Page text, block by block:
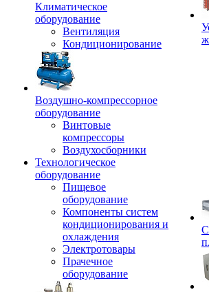
Климатическое
оборудование
Вентиляция
Кондиционирование
Воздушно-компрессорное
оборудование
Винтовые
компрессоры
Воздухосборники
Технологическое
оборудование
Пищевое
оборудование
Компоненты систем
кондиционирования и
охлаждения
Электротовары
Прачечное
оборудование